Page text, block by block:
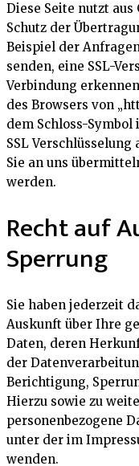
Diese Seite nutzt
Schutz der
Beispiel der
senden, eine SSL-
Verbindung
des Browsers von
dem Schloss-
SSL
Sie an uns
werden.
Recht auf
Sperrung
Sie haben jederzeit
Auskunft über Ihre
Daten, deren
der
Berichtigung,
Hierzu sowie zu
personenbezogene
unter der im
wenden.